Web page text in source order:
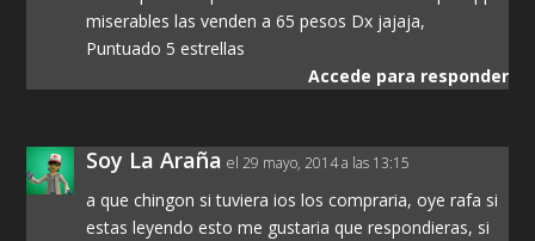
miserables las venden a 65 pesos Dx jajaja,
Puntuado 5 estrellas
Accede para responder
Soy La Araña el 29 mayo, 2014 a las 13:15
a que chingon si tuviera ios los compraria, oye rafa si
estas leyendo esto me gustaria que respondieras, si